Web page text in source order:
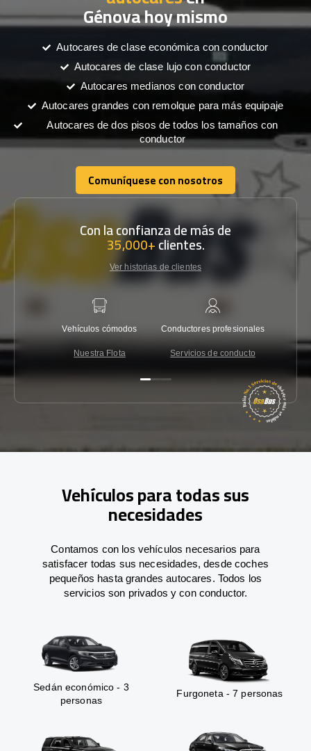
Génova hoy mismo
Autocares de clase económica con conductor
Autocares de clase lujo con conductor
Autocares medianos con conductor
Autocares grandes con remolque para más equipaje
Autocares de dos pisos de todos los tamaños con
conductor
Comuníquese con nosotros
Comuníquese con nosotros
Con la confianza de más de
35,000+clientes.
Ver historias de clientes
Vehículos cómodos
Nuestra Flota
Conductores profesionales
Servicios de conducto
Vehículos para todas sus
necesidades
Contamos con los vehículos necesarios para
satisfacer todas sus necesidades, desde coches
pequeños hasta grandes autocares. Todos los
servicios son privados y con conductor.
Sedán económico - 3
personas
Furgoneta - 7 personas